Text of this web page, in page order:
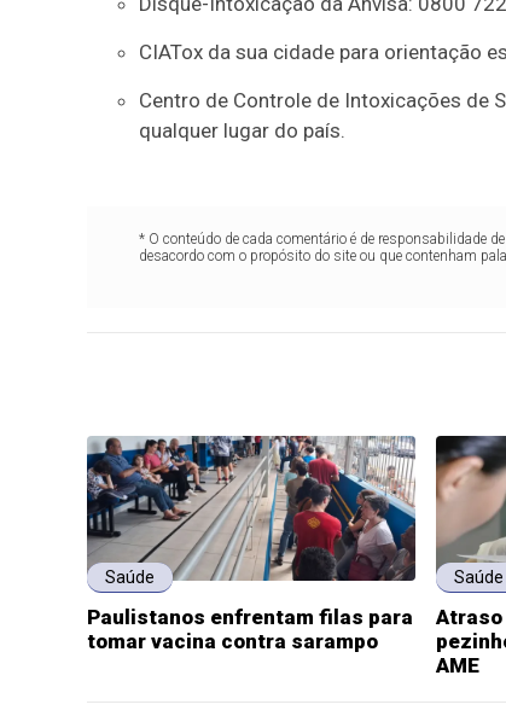
CIATox da sua cidade para orientação
Centro de Controle de Intoxicações de
qualquer lugar do país.
* O conteúdo de cada comentário é de responsabilidade
desacordo com o propósito do site ou que contenham
Saúde
Paulistanos enfrentam filas para
tomar vacina contra sarampo
Saúde
Atraso
AME